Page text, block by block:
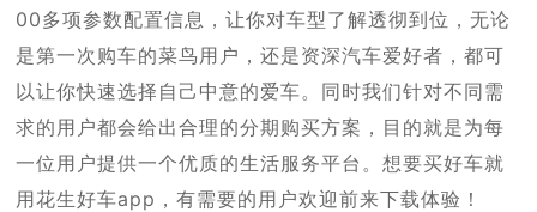
00多项参数配置信息，让你对车型了解透彻到位，无论
是第一次购车的菜鸟用户，还是资深汽车爱好者，都可
以让你快速选择自己中意的爱车。同时我们针对不同需
求的用户都会给出合理的分期购买方案，目的就是为每
一位用户提供一个优质的生活服务平台。想要买好车就
用花生好车app，有需要的用户欢迎前来下载体验！